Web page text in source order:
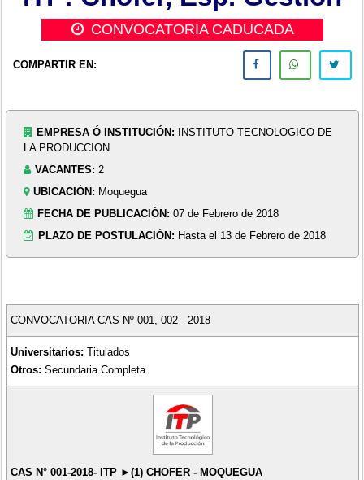
CONVOCATORIA CADUCADA
COMPARTIR EN:
EMPRESA Ó INSTITUCIÓN: INSTITUTO TECNOLOGICO DE
LA PRODUCCION
VACANTES: 2
UBICACIÓN: Moquegua
FECHA DE PUBLICACIÓN: 07 de Febrero de 2018
PLAZO DE POSTULACIÓN: Hasta el 13 de Febrero de 2018
CONVOCATORIA CAS Nº 001, 002 - 2018
Universitarios: Titulados
Otros: Secundaria Completa
CAS N° 001-2018- ITP ►(1) CHOFER - MOQUEGUA